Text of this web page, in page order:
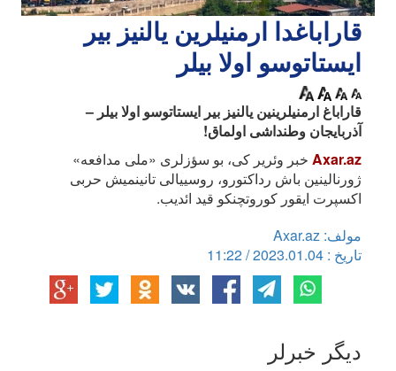
قاراباغدا ارمنیلرین یالنیز بیر
ایستاتوسو اولا بیلر
قاراباغ ارمنیلرینین یالنیز بیر ایستاتوسو اولا بیلر –
آذربایجان وطنداشی اولماق!
Axar.az خبر وئریر کی، بو سؤزلری «ملی مدافعه»
ژورنالینین باش رداکتورو، روسییالی تانینمیش حربی
اکسپرت ایقور کوروتچنکو قید ائدیب.
مولف: Axar.az
تاریخ : 2023.01.04 / 11:22
دیگر خبرلر